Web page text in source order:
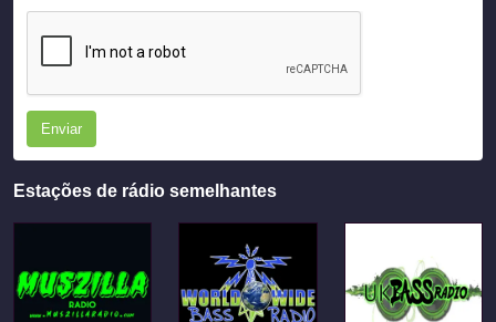
Enviar
Estações de rádio semelhantes